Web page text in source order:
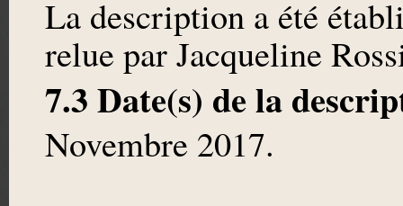
La description a été
relue par Jacqueline
7.3 Date(s) de la
Novembre 2017.